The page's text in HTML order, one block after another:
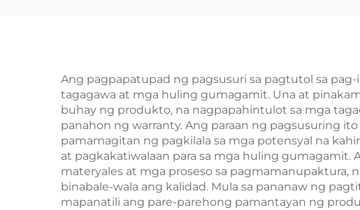
Ang pagpapatupad ng pagsusuri sa pagtutol sa
tagagawa at mga huling gumagamit. Una at
buhay ng produkto, na nagpapahintulot sa mga
panahon ng warranty. Ang paraan ng pagsusuring
pamamagitan ng pagkilala sa mga potensyal na
at pagkakatiwalaan para sa mga huling gumagamit.
materyales at mga proseso sa
binabale-wala ang kalidad. Mula sa pananaw ng
mapanatili ang pare-parehong pamantayan ng